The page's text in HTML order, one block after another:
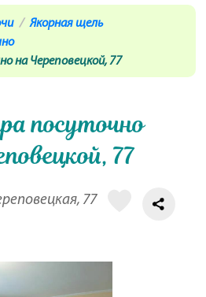
Якорная щель
на Череповецкой, 77
посуточно
77
77